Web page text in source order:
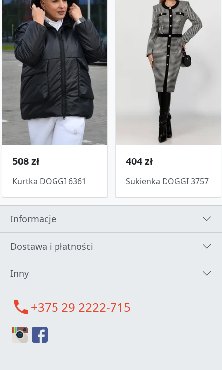
508 zł
Kurtka DOGGI 6361
404 zł
Sukienka DOGGI 3757
Informacje
Dostawa i płatności
Inny
call+375 29 2222-715